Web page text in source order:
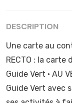
DESCRIPTION
Une carte au
RECTO : la
Guide Vert • AU
Guide Vert avec